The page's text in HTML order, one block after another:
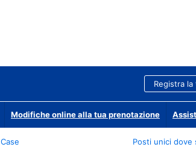
Registra
Modifiche online alla tua prenotazione
Case
Posti unici dove